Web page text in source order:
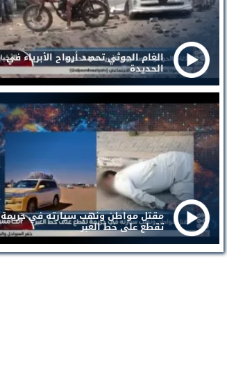
الغام الحوثي تحصد أرواح الأبرياء في
الحديدة
مقتل مواطن ونهب سيارته في جريمة
تقطع على خط العبر